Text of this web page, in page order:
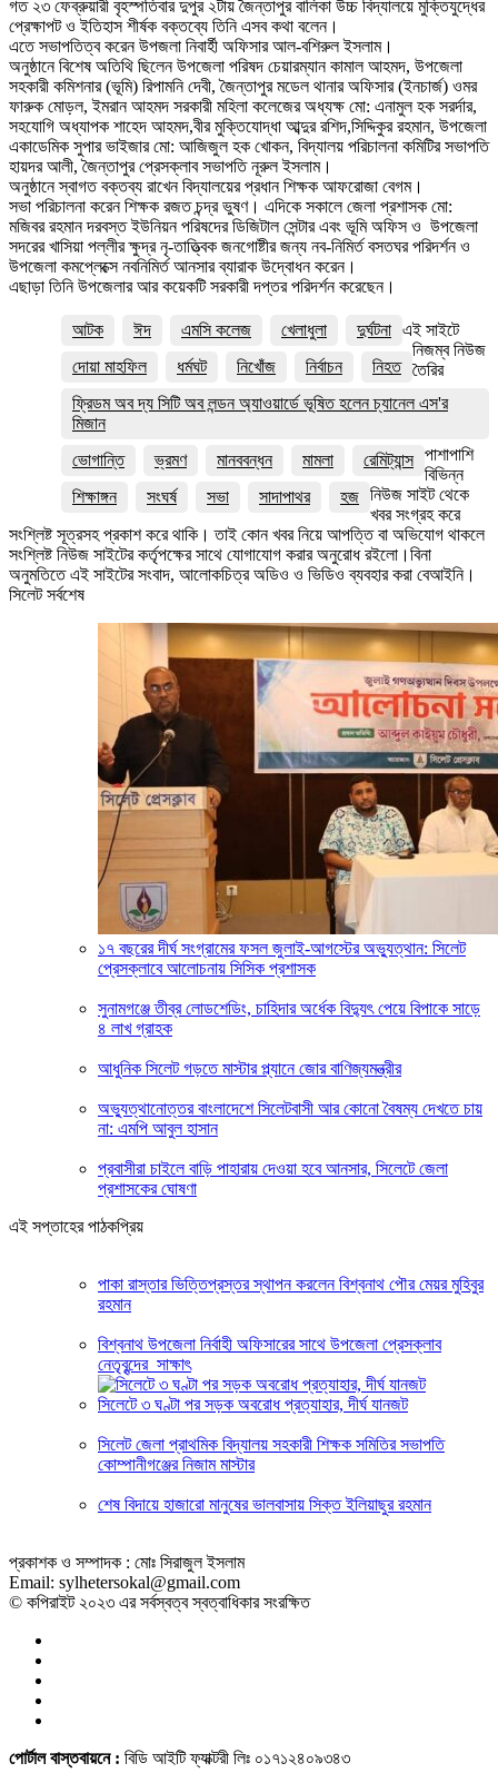
গত ২৩ ফেব্রুয়ারী বৃহস্পতিবার দুপুর ২টায় জৈন্তাপুর বালিকা উচ্চ বিদ্যালয়ে মুক্তিযুদ্ধের
প্রেক্ষাপট ও ইতিহাস শীর্ষক বক্তব্যে তিনি এসব কথা বলেন।
এতে সভাপতিত্ব করেন উপজলা নিবার্হী অফিসার আল-বশিরুল ইসলাম।
অনুষ্ঠানে বিশেষ অতিথি ছিলেন উপজেলা পরিষদ চেয়ারম্যান কামাল আহমদ, উপজেলা
সহকারী কমিশনার (ভূমি) রিপামনি দেবী, জৈন্তাপুর মডেল থানার অফিসার (ইনচার্জ) ওমর
ফারুক মোড়ল, ইমরান আহমদ সরকারী মহিলা কলেজের অধ্যক্ষ মো: এনামুল হক সরর্দার,
সহযোগি অধ্যাপক শাহেদ আহমদ,বীর মুক্তিযোদ্ধা আব্দুর রশিদ,সিদ্দিকুর রহমান, উপজেলা
একাডেমিক সুপার ভাইজার মো: আজিজুল হক খোকন, বিদ্যালয় পরিচালনা কমিটির সভাপতি
হায়দর আলী, জৈন্তাপুর প্রেসক্লাব সভাপতি নূরুল ইসলাম।
অনুষ্ঠানে স্বাগত বক্তব্য রাখেন বিদ্যালয়ের প্রধান শিক্ষক আফরোজা বেগম।
সভা পরিচালনা করেন শিক্ষক রজত চন্দ্র ভুষণ। এদিকে সকালে জেলা প্রশাসক মো:
মজিবর রহমান দরবস্ত ইউনিয়ন পরিষদের ডিজিটাল সেন্টার এবং ভূমি অফিস ও উপজেলা
সদরের খাসিয়া পল্লীর ক্ষুদ্র নৃ-তাত্ত্বিক জনগোষ্টীর জন্য নব-নিমির্ত বসতঘর পরিদর্শন ও
উপজেলা কমপ্লেক্সে নবনিমির্ত আনসার ব্যারাক উদ্বোধন করেন।
এছাড়া তিনি উপজেলার আর কয়েকটি সরকারী দপ্তর পরিদর্শন করেছেন।
আটক ঈদ এমসি কলেজ খেলাধুলা
দুর্ঘটনা
দোয়া মাহফিল
ধর্মঘট নিখোঁজ নির্বাচন
নিহত
ফ্রিডম অব দ্য সিটি অব লন্ডন অ্যাওয়ার্ডে ভূষিত হলেন চ্যানেল এস'র
মিজান
ভোগান্তি
ভ্রমণ মানববন্ধন মামলা
রেমিট্যান্স
শিক্ষাঙ্গন
সংঘর্ষ সভা সাদাপাথর হজ
এই সাইটে
নিজম্ব নিউজ
তৈরির
পাশাপাশি
বিভিন্ন
নিউজ সাইট থেকে
খবর সংগ্রহ করে
সংশ্লিষ্ট সূত্রসহ প্রকাশ করে থাকি। তাই কোন খবর নিয়ে আপত্তি বা অভিযোগ থাকলে
সংশ্লিষ্ট নিউজ সাইটের কর্তৃপক্ষের সাথে যোগাযোগ করার অনুরোধ রইলো।বিনা
অনুমতিতে এই সাইটের সংবাদ, আলোকচিত্র অডিও ও ভিডিও ব্যবহার করা বেআইনি।
সিলেট সর্বশেষ
১৭ বছরের দীর্ঘ সংগ্রামের ফসল জুলাই-আগস্টের অভ্যুত্থান: সিলেট
প্রেসক্লাবে আলোচনায় সিসিক প্রশাসক
সুনামগঞ্জে তীব্র লোডশেডিং, চাহিদার অর্ধেক বিদ্যুৎ পেয়ে বিপাকে সাড়ে
৪ লাখ গ্রাহক
আধুনিক সিলেট গড়তে মাস্টার প্ল্যানে জোর বাণিজ্যমন্ত্রীর
অভ্যুত্থানোত্তর বাংলাদেশে সিলেটবাসী আর কোনো বৈষম্য দেখতে চায়
না: এমপি আবুল হাসান
প্রবাসীরা চাইলে বাড়ি পাহারায় দেওয়া হবে আনসার, সিলেটে জেলা
প্রশাসকের ঘোষণা
এই সপ্তাহের পাঠকপ্রিয়
পাকা রাস্তার ভিত্তিপ্রস্তর স্থাপন করলেন বিশ্বনাথ পৌর মেয়র মুহিবুর
রহমান
বিশ্বনাথ উপজেলা নির্বাহী অফিসারের সাথে উপজেলা প্রেসক্লাব
নেতৃবৃন্দের সাক্ষাৎ
সিলেটে ৩ ঘণ্টা পর সড়ক অবরোধ প্রত্যাহার, দীর্ঘ যানজট
সিলেট জেলা প্রাথমিক বিদ্যালয় সহকারী শিক্ষক সমিতির সভাপতি
কোম্পানীগঞ্জের নিজাম মাস্টার
শেষ বিদায়ে হাজারো মানুষের ভালবাসায় সিক্ত ইলিয়াছুর রহমান
প্রকাশক ও সম্পাদক : মোঃ সিরাজুল ইসলাম
Email: sylhetersokal@gmail.com
© কপিরাইট ২০২৩ এর সর্বস্বত্ব স্বত্বাধিকার সংরক্ষিত
পোর্টাল বাস্তবায়নে : বিডি আইটি ফ্যাক্টরী লিঃ ০১৭১২৪০৯৩৪৩